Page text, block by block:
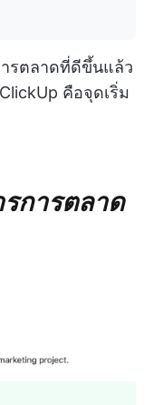
รตลาดที่ดีขึ้นแล้ว
คือจุดเริ่ม
การตลาด